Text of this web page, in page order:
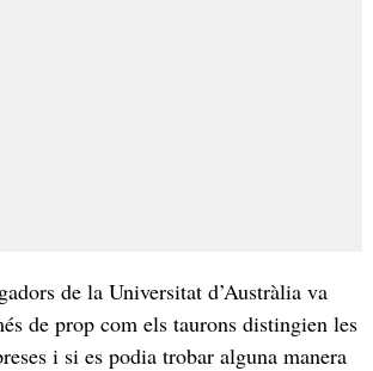
de la Universitat d’Austràlia va
de prop com els taurons distingien les
i si es podia trobar alguna manera